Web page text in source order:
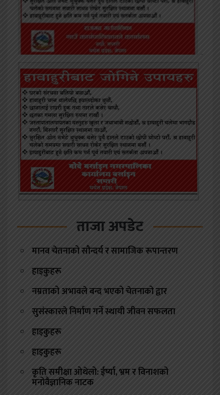
ताजा अपडेट
मानव चेतनाको सौन्दर्य र सामाजिक रूपान्तरण
हाइकुहरू
नम्रताको अभावले बन्द भएको चेतनाको द्वार
सुसंस्कारले निर्माण गर्ने स्थायी जीवन सफलता
हाइकुहरू
हाइकुहरू
कृति समीक्षा ओथेलो: ईर्ष्या, भ्रम र विनाशको
मनोवैज्ञानिक नाटक